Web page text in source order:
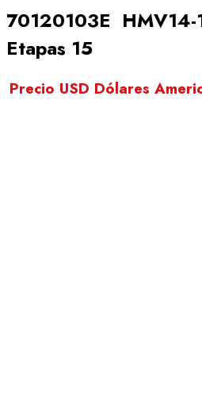
70120103E
Etapas 15
Precio USD Dólares